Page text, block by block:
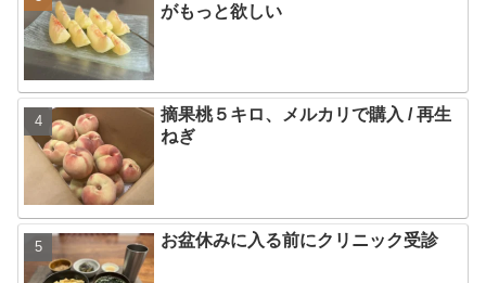
がもっと欲しい
摘果桃５キロ、メルカリで購入 / 再生
ねぎ
お盆休みに入る前にクリニック受診